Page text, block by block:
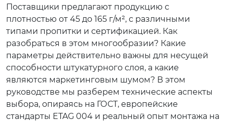
Поставщики предлагают продукцию с
плотностью от 45 до 165 г/м², с различными
типами пропитки и сертификацией. Как
разобраться в этом многообразии? Какие
параметры действительно важны для несущей
способности штукатурного слоя, а какие
являются маркетинговым шумом? В этом
руководстве мы разберем технические аспекты
выбора, опираясь на ГОСТ, европейские
стандарты ETAG 004 и реальный опыт монтажа на